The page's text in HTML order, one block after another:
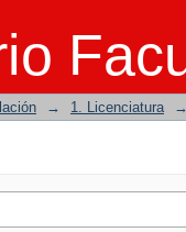
→ 1. Licenciatura